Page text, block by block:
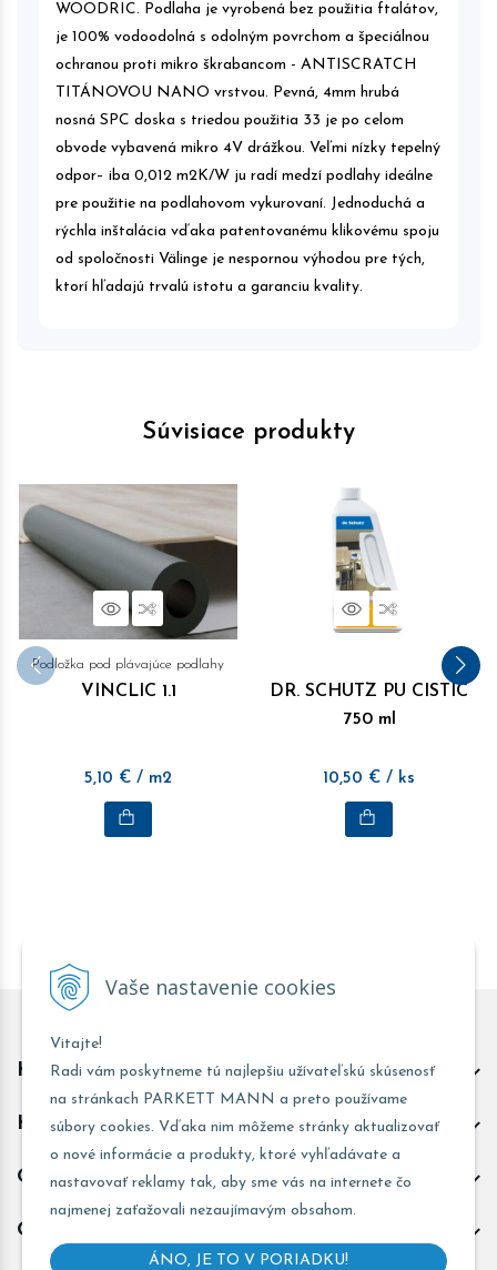
Vaše nastavenie cookies
Vitajte!
Radi vám poskytneme tú najlepšiu užívateľskú skúsenosť
na stránkach PARKETT MANN a preto používame
súbory cookies. Vďaka nim môžeme stránky aktualizovať
o nové informácie a produkty, ktoré vyhľadávate a
nastavovať reklamy tak, aby sme vás na internete čo
najmenej zaťažovali nezaujímavým obsahom.
ÁNO, JE TO V PORIADKU!
WOODRIC. Podlaha je vyrobená bez použitia ftalátov,
je 100% vodoodolná s odolným povrchom a špeciálnou
ochranou proti mikro škrabancom - ANTISCRATCH
TITÁNOVOU NANO vrstvou. Pevná, 4mm hrubá
nosná SPC doska s triedou použitia 33 je po celom
obvode vybavená mikro 4V drážkou. Veľmi nízky tepelný
odpor– iba 0,012 m2K/W ju radí medzí podlahy ideálne
pre použitie na podlahovom vykurovaní. Jednoduchá a
rýchla inštalácia vďaka patentovanému klikovému spoju
od spoločnosti Välinge je nespornou výhodou pre tých,
ktorí hľadajú trvalú istotu a garanciu kvality.
Súvisiace produkty
NáhľadPorovnať
Podložka pod plávajúce podlahy
VINCLIC 1.1
5,10 € / m2
NáhľadPorovnať
DR. SCHUTZ PU CISTIC
750 ml
10,50 € / ks
Kontakt predajňa Trnava
Kontakt predajňa Žarnovica
Obchodné informácie
Odoberať novinky